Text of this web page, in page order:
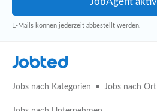
E-Mails können jederzeit abbestellt werden.
Jobted
Jobs nach Kategorien Jobs nach Ort